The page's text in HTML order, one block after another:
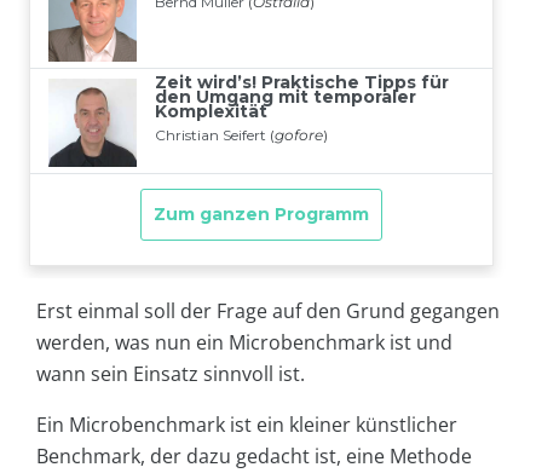
Erst einmal soll der Frage auf den Grund gegangen
werden, was nun ein Microbenchmark ist und
wann sein Einsatz sinnvoll ist.
Ein Microbenchmark ist ein kleiner künstlicher
Benchmark, der dazu gedacht ist, eine Methode